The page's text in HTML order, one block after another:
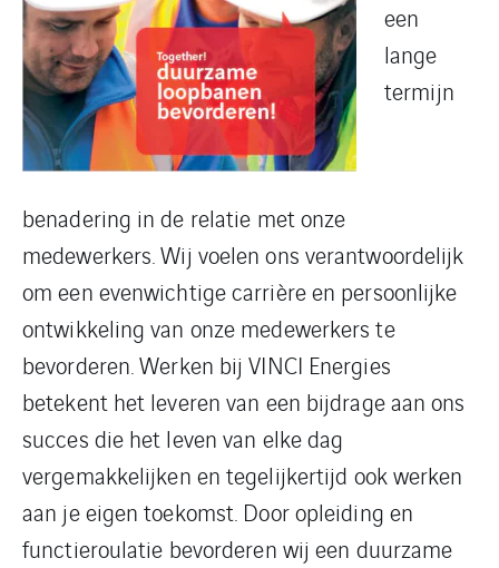
een
lange
termijn
benadering in de relatie met onze
medewerkers. Wij voelen ons verantwoordelijk
om een evenwichtige carrière en persoonlijke
ontwikkeling van onze medewerkers te
bevorderen. Werken bij VINCI Energies
betekent het leveren van een bijdrage aan ons
succes die het leven van elke dag
vergemakkelijken en tegelijkertijd ook werken
aan je eigen toekomst. Door opleiding en
functieroulatie bevorderen wij een duurzame